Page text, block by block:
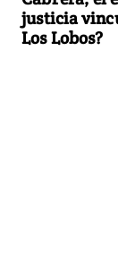
justicia
Los Lobos?